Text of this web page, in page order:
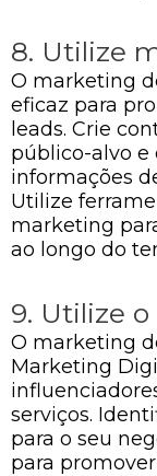
8. Utilize
O marketing
eficaz para
leads. Crie
público-alvo e
informações
Utilize
marketing
ao longo do
9. Utilize
O marketing
Marketing
serviços.
para o seu
para